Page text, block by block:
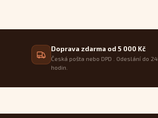
Doprava zdarma od 5 000 Kč
Česká pošta nebo DPD . Odeslání do 24
hodin.